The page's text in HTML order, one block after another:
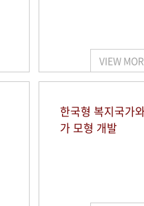
VIEW
한국형 복지국가
가 모형 개발